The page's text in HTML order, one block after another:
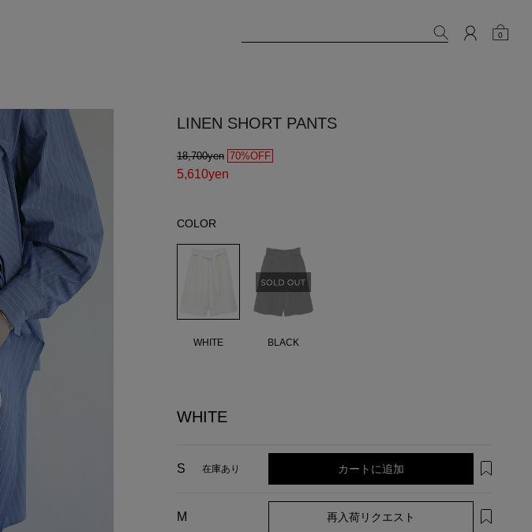
0
LINEN SHORT PANTS
18,700yen 70%OFF
5,610yen
COLOR
WHITE BLACK
WHITE
S 在庫あり カートに追加
M 再入荷リクエスト